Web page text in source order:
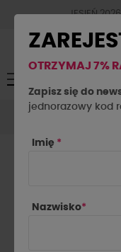
JESIEŃ
Toggle
navigation
☰
Spodnie
OTRZYMAJ 7%
Zapisz się do
jednorazowy kod
Imię *
Nazwisko*